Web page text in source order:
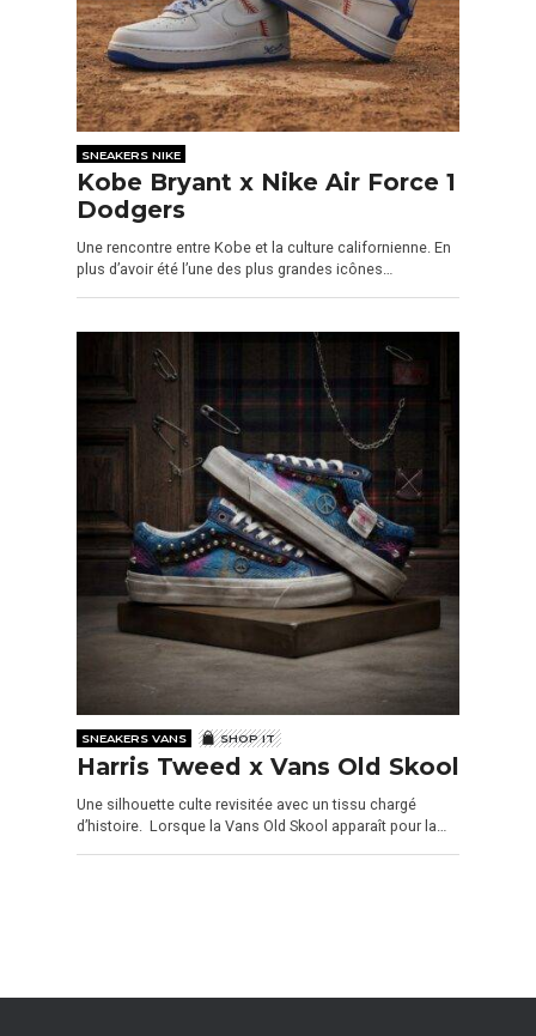
SNEAKERS NIKE
Kobe Bryant x Nike Air Force 1
Dodgers
Une rencontre entre Kobe et la culture californienne. En
plus d’avoir été l’une des plus grandes icônes…
SNEAKERS VANS SHOP IT
Harris Tweed x Vans Old Skool
Une silhouette culte revisitée avec un tissu chargé
d’histoire. Lorsque la Vans Old Skool apparaît pour la…